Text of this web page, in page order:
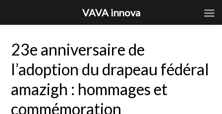
23e anniversaire de
l’adoption du drapeau fédéral
amazigh : hommages et
commémoration
VAVA innova